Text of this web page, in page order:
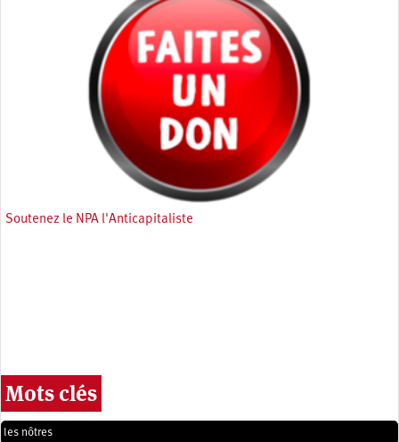
Soutenez le NPA l'Anticapitaliste
Mots clés
les nôtres